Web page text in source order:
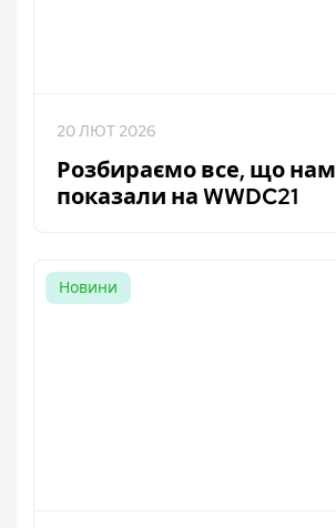
20 ЛЮТ 2026
Розбираємо все, що нам
показали на WWDC21
Новини